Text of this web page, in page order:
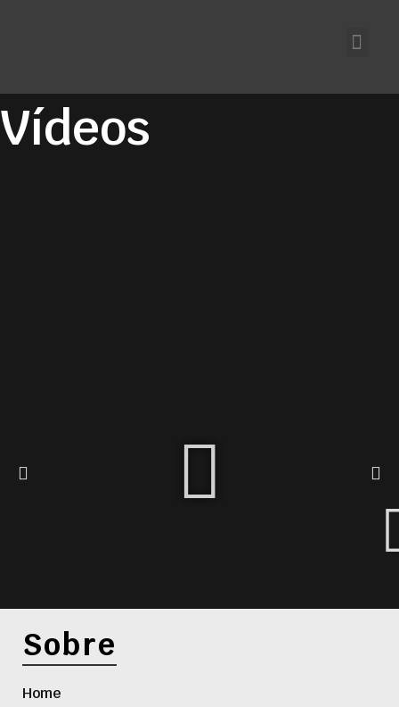
Vídeos
Sobre
Home